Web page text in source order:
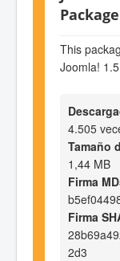
This
Joomla!
4.505
Tamaño
1,44 MB
Firma
Firma
2d3